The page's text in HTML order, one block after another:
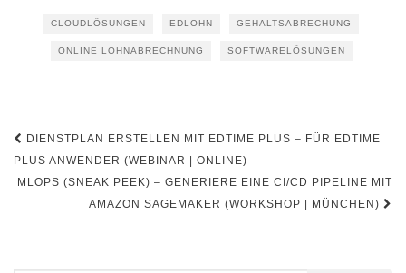
CLOUDLÖSUNGEN EDLOHN GEHALTSABRECHUNG
ONLINE LOHNABRECHNUNG SOFTWARELÖSUNGEN
Beitragsnavigation
DIENSTPLAN ERSTELLEN MIT EDTIME PLUS – FÜR EDTIME
PLUS ANWENDER (WEBINAR | ONLINE)
MLOPS (SNEAK PEEK) – GENERIERE EINE CI/CD PIPELINE MIT
AMAZON SAGEMAKER (WORKSHOP | MÜNCHEN)